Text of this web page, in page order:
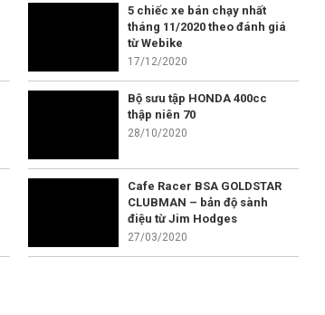
5 chiếc xe bán chạy nhất
tháng 11/2020 theo đánh giá
từ Webike
17/12/2020
Bộ sưu tập HONDA 400cc
thập niên 70
28/10/2020
Cafe Racer BSA GOLDSTAR
CLUBMAN – bản độ sành
điệu từ Jim Hodges
27/03/2020